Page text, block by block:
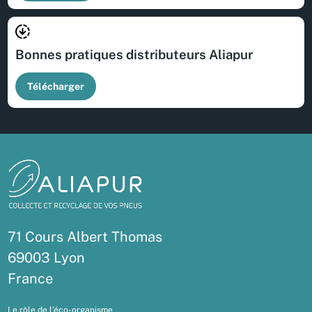
Bonnes pratiques distributeurs Aliapur
Télécharger
71 Cours Albert Thomas
69003 Lyon
France
Le rôle de l’éco-organisme